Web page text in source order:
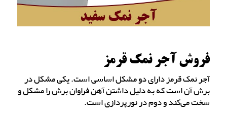
فروش آجر نمک قرمز
آجر نمک قرمز دارای دو مشکل اساسی است. یکی مشکل در
برش آن است که به دلیل داشتن آهن فراوان برش را مشکل و
سخت می‌کند و دوم در نورپردازی است.